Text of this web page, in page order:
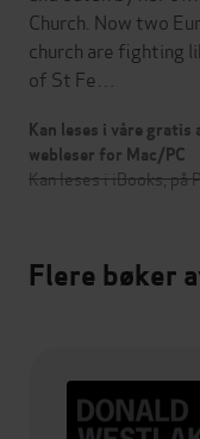
Church. Now two
church are fighting
of St Fe…
Kan leses i våre
webleser for Mac/PC
Kan leses i iBooks, på
Flere bøker